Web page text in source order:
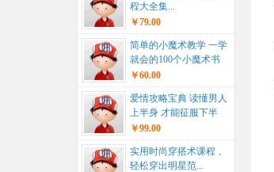
程大全集...
￥79.00
简单的小魔术教学 一学
就会的100个小魔术书
籍...
￥60.00
爱情攻略宝典 读懂男人
上半身 才能征服下半
身...
￥99.00
实用时尚穿搭术课程，
轻松穿出明星范...